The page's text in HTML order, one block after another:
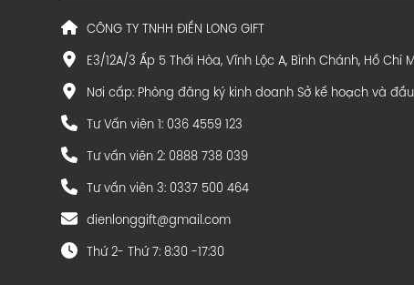
CÔNG TY TNHH ĐIỀN LONG GIFT
E3/12A/3 Ấp 5 Thới Hòa, Vĩnh Lộc A, Bình Chánh, Hồ Chí
Nơi cấp: Phòng đăng ký kinh doanh Sở kế hoạch và
Tư Vấn viên 1: 036 4559 123
Tư vấn viên 2: 0888 738 039
Tư vấn viên 3: 0337 500 464
dienlonggift@gmail.com
Thứ 2- Thứ 7: 8:30 -17:30